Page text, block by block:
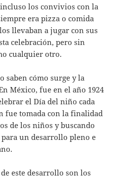
los convivios con la
era pizza o comida
llevaban a jugar con sus
celebración, pero sin
cualquier otro.
saben cómo surge y la
México, fue en el año 1924
el Día del niño cada
fue tomada con la finalidad
de los niños y buscando
un desarrollo pleno e
este desarrollo son los